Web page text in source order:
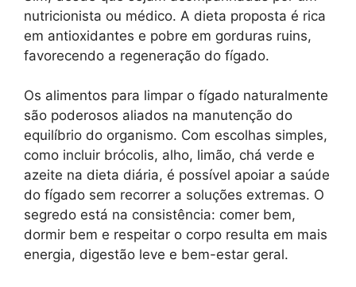
nutricionista ou médico. A dieta proposta é rica
em antioxidantes e pobre em gorduras ruins,
favorecendo a regeneração do fígado.
Os alimentos para limpar o fígado naturalmente
são poderosos aliados na manutenção do
equilíbrio do organismo. Com escolhas simples,
como incluir brócolis, alho, limão, chá verde e
azeite na dieta diária, é possível apoiar a saúde
do fígado sem recorrer a soluções extremas. O
segredo está na consistência: comer bem,
dormir bem e respeitar o corpo resulta em mais
energia, digestão leve e bem-estar geral.